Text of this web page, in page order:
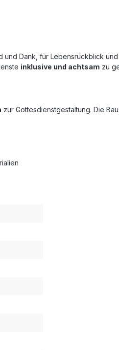
und Dank, für Lebensrückblick
inklusive und achtsam zu
zur Gottesdienstgestaltung. Die